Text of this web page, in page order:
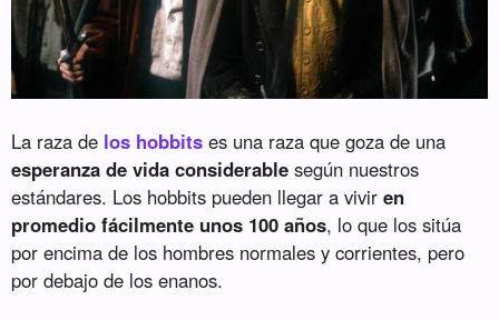
La raza de los hobbits es una raza que goza de una
esperanza de vida considerable según nuestros
estándares. Los hobbits pueden llegar a viviren
promedio fácilmente unos 100 años, lo que los sitúa
por encima de los hombres normales y corrientes, pero
por debajo de los enanos.